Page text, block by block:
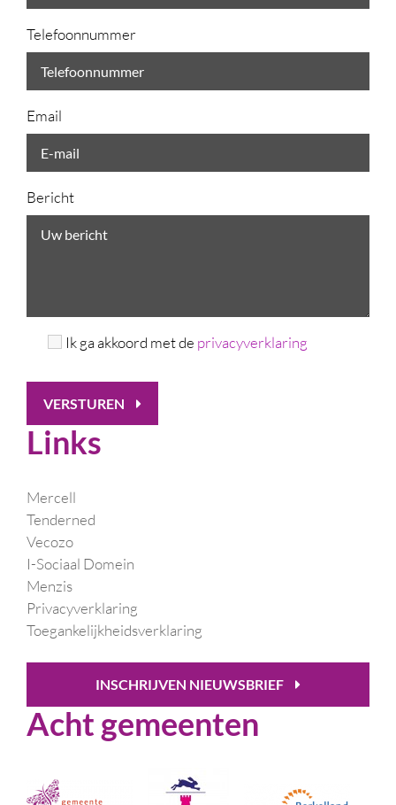
Telefoonnummer
Email
Bericht
Ik ga akkoord met de privacyverklaring
VERSTUREN
Links
Mercell
Tenderned
Vecozo
I-Sociaal Domein
Menzis
Privacyverklaring
Toegankelijkheidsverklaring
INSCHRIJVEN NIEUWSBRIEF
Acht gemeenten